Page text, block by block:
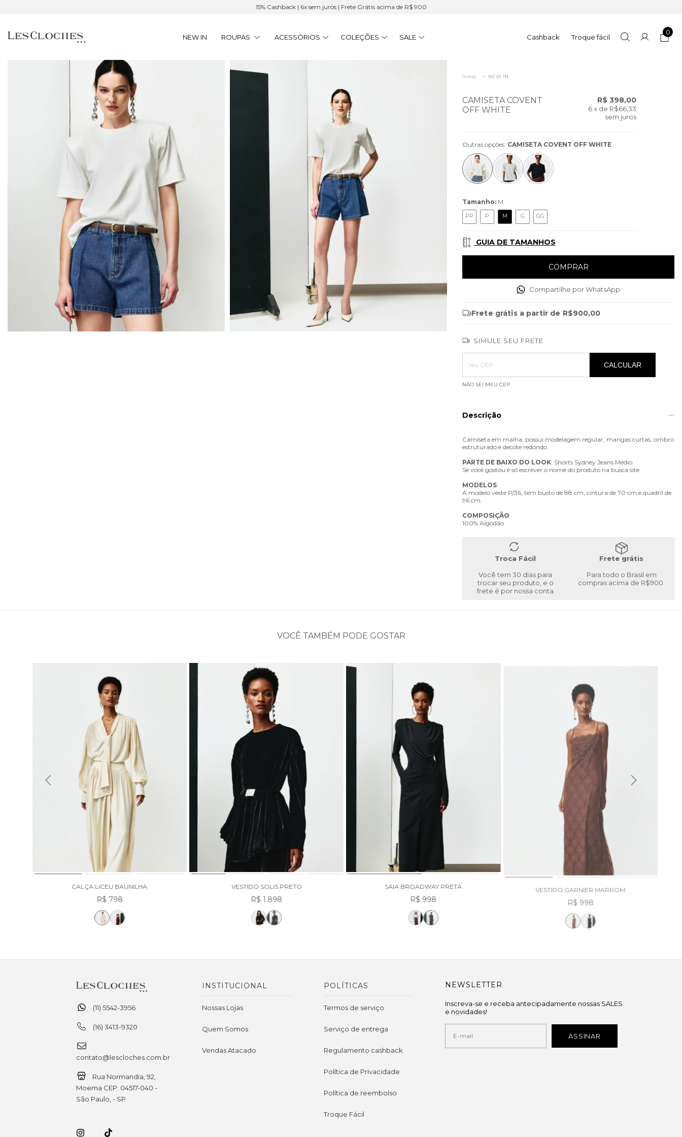
15% Cashback | 6x sem juros | Frete Grátis acima de R$ 900
NEW IN ROUPAS ACESSÓRIOS COLEÇÕES SALE Cashback Troque fácil
0
Início > NEW IN
CAMISETA COVENT
OFF WHITE
R$ 398,00
6 x de R$66,33
sem juros
Outras opções: CAMISETA COVENT OFF WHITE
Tamanho: M
PP P M G GG
GUIA DE TAMANHOS
Compartilhe por WhatsApp
Frete grátis a partir de R$900,00
SIMULE SEU FRETE
Entregas para o CEP:
ALTERAR CEP
CALCULAR
NÃO SEI MEU CEP
Descrição
Camiseta em malha, possui modelagem regular, mangas curtas, ombro
estruturado e decote redondo.
PARTE DE BAIXO DO LOOK: Shorts Sydney Jeans Médio.
Se você gostou é só escrever o nome do produto na busca site.
MODELOS
A modelo veste P/36, tem busto de 88 cm, cintura de 70 cm e quadril de
96 cm.
COMPOSIÇÃO
100% Algodão
Troca Fácil
Você tem 30 dias para
trocar seu produto, e o
frete é por nossa conta
Frete grátis
Para todo o Brasil em
compras acima de R$900.
VOCÊ TAMBÉM PODE GOSTAR
CALÇA LICEU BAUNILHA
R$ 798
VESTIDO SOLIS PRETO
R$ 1.898
SAIA BROADWAY PRETA
R$ 998
VESTIDO GARNIER MARROM
R$ 998
(11) 5542-3956
(16) 3413-9320
contato@lescloches.com.br
Rua Normandia, 92,
Moema CEP: 04517-040 -
São Paulo, - SP
INSTITUCIONAL
Nossas Lojas
Quem Somos
Vendas Atacado
POLÍTICAS
Termos de serviço
Serviço de entrega
Regulamento cashback
Política de Privacidade
Política de reembolso
Troque Fácil
NEWSLETTER
Inscreva-se e receba antecipadamente nossas SALES
e novidades!